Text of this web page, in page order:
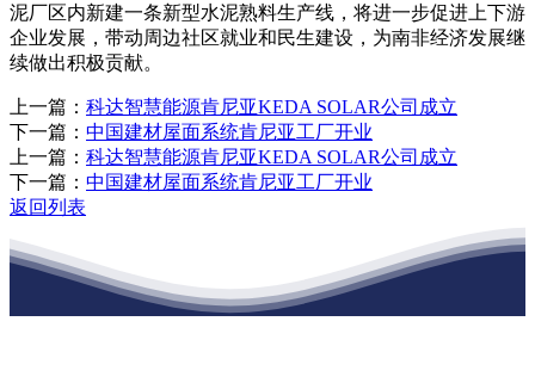
泥厂区内新建一条新型水泥熟料生产线，将进一步促进上下游
企业发展，带动周边社区就业和民生建设，为南非经济发展继
续做出积极贡献。
上一篇： 科达智慧能源肯尼亚KEDA SOLAR公司成立
下一篇： 中国建材屋面系统肯尼亚工厂开业
上一篇： 科达智慧能源肯尼亚KEDA SOLAR公司成立
下一篇： 中国建材屋面系统肯尼亚工厂开业
返回列表